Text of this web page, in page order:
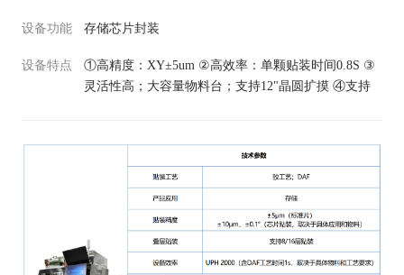
设备功能 存储芯片封装
设备特点
①高精度：XY±5um ②高效率：单颗贴装时间0.8S ③
灵活性高；大容量物料台；支持12"晶圆扩摸 ④支持